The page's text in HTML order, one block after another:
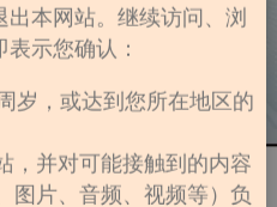
本网站。继续访问、浏
示您确认：
岁，或达到您所在地区的
，并对可能接触到的内容
图片、音频、视频等）负